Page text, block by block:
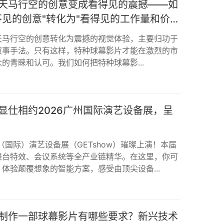
马行空的创意变成看得见的震撼——如
的创意"转化为"看得见的工作量和价
行空的创意转化为震撼的视觉体验，主要归功于
手法。只有这样，特种球幕影片才能在激烈的市
青睐和认可。我们如何把特种球幕影...
仕相约2026广州国际演艺设备展，呈
际）演艺设备展（GETshow）璀璨上演！本届
特效、会议系统等全产业链精华。在这里，你可
验颠覆想象的智能方案，感受由顶尖设备...
作一部球幕影片有哪些要求？新兴技术